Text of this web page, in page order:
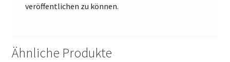
veröffentlichen zu können.
Ähnliche Produkte